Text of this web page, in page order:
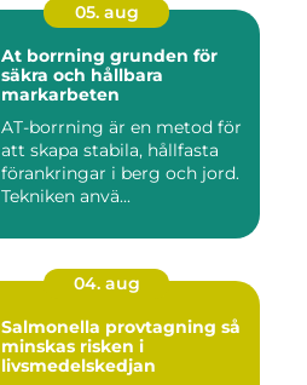
05. aug
At borrning grunden för
säkra och hållbara
markarbeten
AT-borrning är en metod för
att skapa stabila, hållfasta
förankringar i berg och jord.
Tekniken anvä...
04. aug
Salmonella provtagning så
minskas risken i
livsmedelskedjan